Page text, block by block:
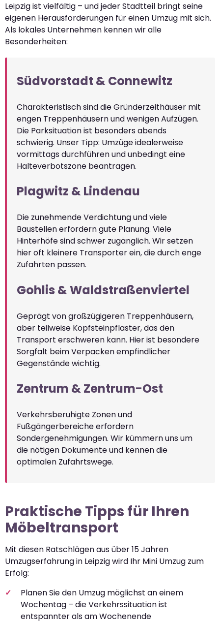
Leipzig ist vielfältig – und jeder Stadtteil bringt seine
eigenen Herausforderungen für einen Umzug mit sich.
Als lokales Unternehmen kennen wir alle
Besonderheiten:
Südvorstadt & Connewitz
Charakteristisch sind die Gründerzeithäuser mit
engen Treppenhäusern und wenigen Aufzügen.
Die Parksituation ist besonders abends
schwierig. Unser Tipp: Umzüge idealerweise
vormittags durchführen und unbedingt eine
Halteverbotszone beantragen.
Plagwitz & Lindenau
Die zunehmende Verdichtung und viele
Baustellen erfordern gute Planung. Viele
Hinterhöfe sind schwer zugänglich. Wir setzen
hier oft kleinere Transporter ein, die durch enge
Zufahrten passen.
Gohlis & Waldstraßenviertel
Geprägt von großzügigeren Treppenhäusern,
aber teilweise Kopfsteinpflaster, das den
Transport erschweren kann. Hier ist besondere
Sorgfalt beim Verpacken empfindlicher
Gegenstände wichtig.
Zentrum & Zentrum-Ost
Verkehrsberuhigte Zonen und
Fußgängerbereiche erfordern
Sondergenehmigungen. Wir kümmern uns um
die nötigen Dokumente und kennen die
optimalen Zufahrtswege.
Praktische Tipps für Ihren
Möbeltransport
Mit diesen Ratschlägen aus über 15 Jahren
Umzugserfahrung in Leipzig wird Ihr Mini Umzug zum
Erfolg:
Planen Sie den Umzug möglichst an einem
Wochentag – die Verkehrssituation ist
entspannter als am Wochenende